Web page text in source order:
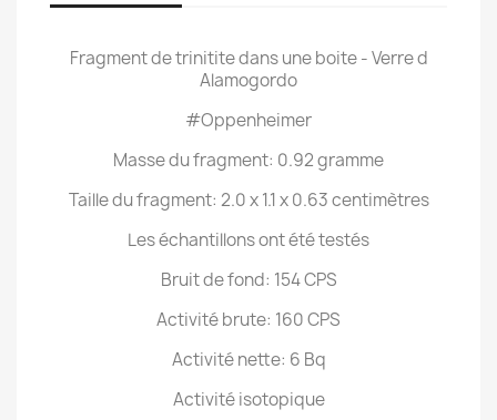
Fragment de trinitite dans une boite - Verre d
Alamogordo
#Oppenheimer
Masse du fragment: 0.92 gramme
Taille du fragment: 2.0 x 1.1 x 0.63 centimètres
Les échantillons ont été testés
Bruit de fond: 154 CPS
Activité brute: 160 CPS
Activité nette: 6 Bq
Activité isotopique